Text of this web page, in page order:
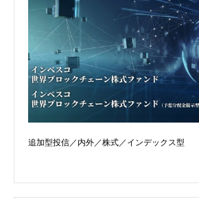
追加型投信／内外／株式／インデックス型